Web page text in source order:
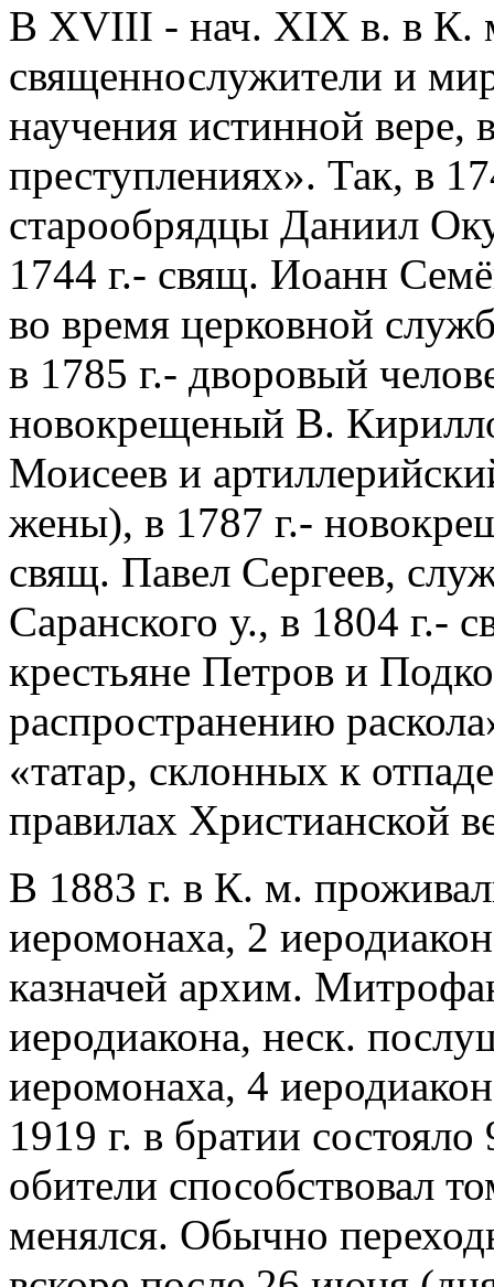
В XVIII - нач. XIX в. в К.
священнослужители и
научения истинной вере,
преступлениях». Так, в
старообрядцы Даниил
1744 г.- свящ. Иоанн
во время церковной
в 1785 г.- дворовый
новокрещеный В.
Моисеев и
жены), в 1787 г.-
свящ. Павел Сергеев,
Саранского у., в 1804 г.-
крестьяне Петров и
распространению
«татар, склонных к
правилах Христианской
В 1883 г. в К. м.
иеромонаха, 2
казначей архим.
иеродиакона, неск.
иеромонаха, 4
1919 г. в братии
обители способствовал
менялся. Обычно